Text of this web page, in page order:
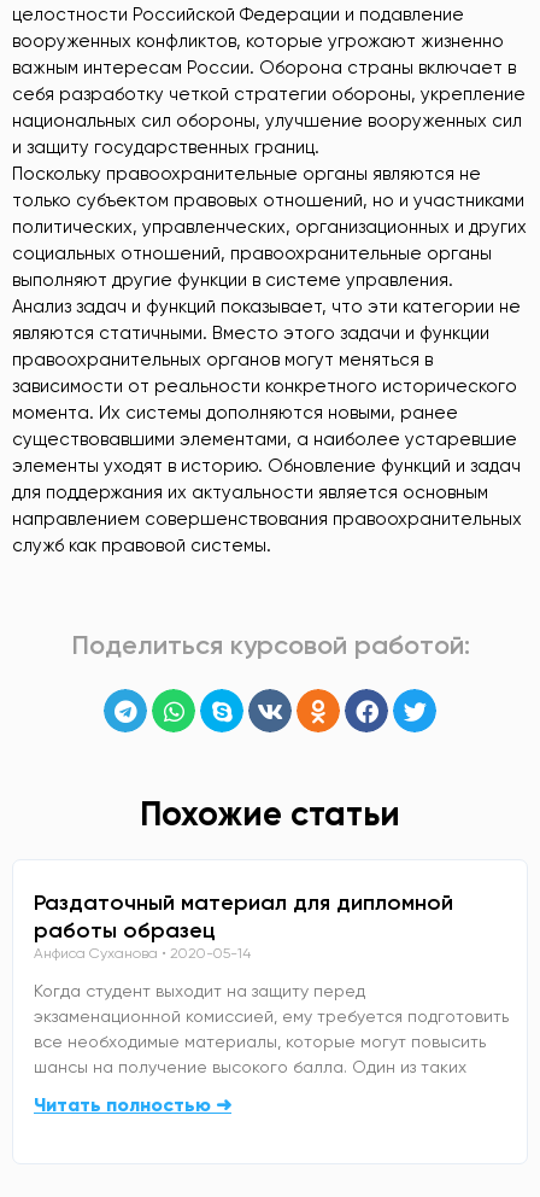
целостности Российской Федерации и подавление
вооруженных конфликтов, которые угрожают жизненно
важным интересам России. Оборона страны включает в
себя разработку четкой стратегии обороны, укрепление
национальных сил обороны, улучшение вооруженных сил
и защиту государственных границ.
Поскольку правоохранительные органы являются не
только субъектом правовых отношений, но и участниками
политических, управленческих, организационных и других
социальных отношений, правоохранительные органы
выполняют другие функции в системе управления.
Анализ задач и функций показывает, что эти категории не
являются статичными. Вместо этого задачи и функции
правоохранительных органов могут меняться в
зависимости от реальности конкретного исторического
момента. Их системы дополняются новыми, ранее
существовавшими элементами, а наиболее устаревшие
элементы уходят в историю. Обновление функций и задач
для поддержания их актуальности является основным
направлением совершенствования правоохранительных
служб как правовой системы.
Поделиться курсовой работой:
Похожие статьи
Раздаточный материал для дипломной
работы образец
Анфиса Суханова 2020-05-14
Когда студент выходит на защиту перед
экзаменационной комиссией, ему требуется подготовить
все необходимые материалы, которые могут повысить
шансы на получение высокого балла. Один из таких
Читать полностью ➜